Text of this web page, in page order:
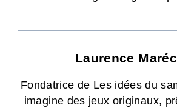
Laurence
Fondatrice de Les idées du
imagine des jeux originaux,